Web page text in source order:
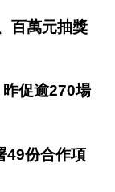
百萬元抽獎
促逾270場
49份合作項